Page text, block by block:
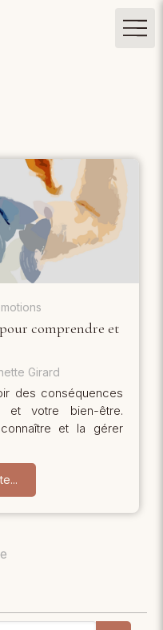
comprendre et
Girard
des conséquences
et votre bien-être.
et la gérer